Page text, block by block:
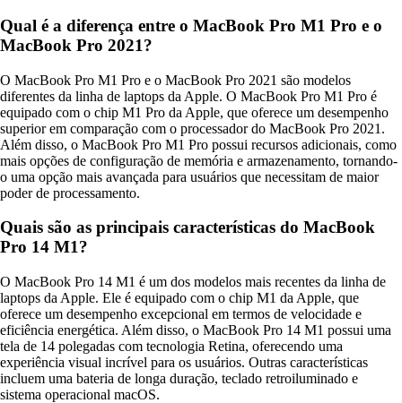
Qual é a diferença entre o MacBook Pro M1 Pro e o
MacBook Pro 2021?
O MacBook Pro M1 Pro e o MacBook Pro 2021 são modelos
diferentes da linha de laptops da Apple. O MacBook Pro M1 Pro é
equipado com o chip M1 Pro da Apple, que oferece um desempenho
superior em comparação com o processador do MacBook Pro 2021.
Além disso, o MacBook Pro M1 Pro possui recursos adicionais, como
mais opções de configuração de memória e armazenamento, tornando-
o uma opção mais avançada para usuários que necessitam de maior
poder de processamento.
Quais são as principais características do MacBook
Pro 14 M1?
O MacBook Pro 14 M1 é um dos modelos mais recentes da linha de
laptops da Apple. Ele é equipado com o chip M1 da Apple, que
oferece um desempenho excepcional em termos de velocidade e
eficiência energética. Além disso, o MacBook Pro 14 M1 possui uma
tela de 14 polegadas com tecnologia Retina, oferecendo uma
experiência visual incrível para os usuários. Outras características
incluem uma bateria de longa duração, teclado retroiluminado e
sistema operacional macOS.